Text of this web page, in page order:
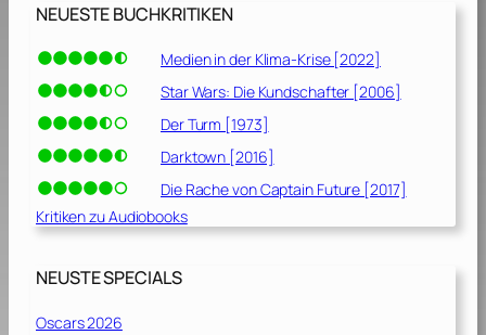
NEUESTE BUCHKRITIKEN
Medien in der Klima-Krise [2022]
Star Wars: Die Kundschafter [2006]
Der Turm [1973]
Darktown [2016]
Die Rache von Captain Future [2017]
Kritiken zu Audiobooks
NEUSTE SPECIALS
Oscars 2026